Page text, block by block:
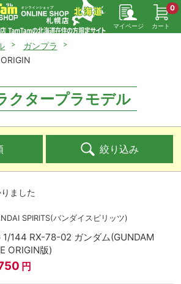
マイページ カート
0
ガンプラ
クタープラモデル
絞り込み
ました
SPIRITS(バンダイスピリッツ)
1/144 RX-78-02 ガンダム(GUNDAM
ORIGIN版)
円